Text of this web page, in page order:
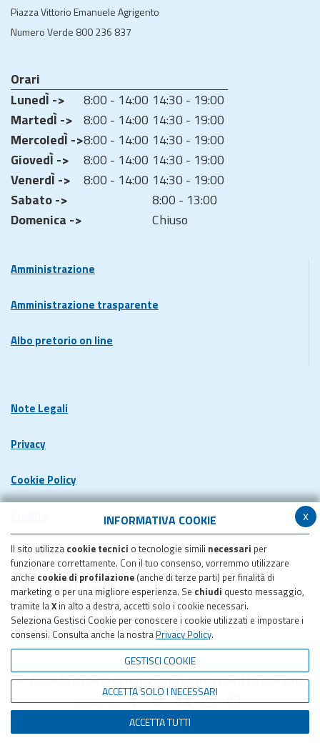
x
INFORMATIVA COOKIE
Il sito utilizza cookie tecnici o tecnologie simili necessari per
funzionare correttamente. Con il tuo consenso, vorremmo utilizzare
anche cookie di profilazione (anche di terze parti) per finalità di
marketing o per una migliore esperienza. Se chiudi questo messaggio,
tramite laX in alto a destra, accetti solo i cookie necessari.
Seleziona Gestisci Cookie per conoscere i cookie utilizzati e impostare i
consensi. Consulta anche la nostra Privacy Policy.
GESTISCI COOKIE
ACCETTA SOLO I NECESSARI
ACCETTA TUTTI
Piazza Vittorio Emanuele Agrigento
Numero Verde 800 236 837
Orari
LunedÌ ->
8:00 - 14:00 14:30 - 19:00
MartedÌ -> 8:00 - 14:00 14:30 - 19:00
MercoledÌ ->8:00 - 14:00 14:30 - 19:00
GiovedÌ ->
8:00 - 14:00 14:30 - 19:00
VenerdÌ ->
8:00 - 14:00 14:30 - 19:00
Sabato ->
8:00 - 13:00
Domenica ->
Chiuso
Amministrazione
Amministrazione trasparente
Albo pretorio on line
Note Legali
Privacy
Cookie Policy
Dichiarazione di accessibilita'
Meccanismo di feedback
Pubblicazione obiettivi di accessibilita'
© 2024 Provincia di Agrigento - Tutti i diritti riservati
Seguici su: